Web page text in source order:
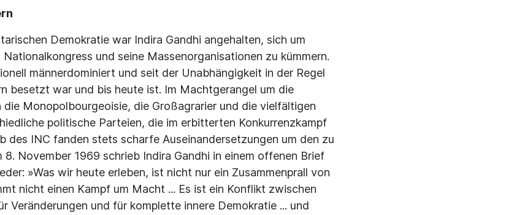
Demokratie war Indira Gandhi angehalten, sich um
und seine Massenorganisationen zu kümmern.
männerdominiert und seit der Unabhängig­keit in der Regel
besetzt war und bis heute ist. Im Macht­gerangel um die
Monopolbourgeoisie, die Großagrarier und die vielfältigen
politische Parteien, die im erbitterten Konkurrenzkampf
des INC fanden stets schar­fe Auseinandersetzungen um den zu
November 1969 schrieb Indira Gandhi in einem offenen Brief
»Was wir heute erleben, ist nicht nur ein Zusammenprall von
nicht einen Kampf um Macht ... Es ist ein Konflikt zwischen
Veränderungen und für komplette innere Demokratie ... und